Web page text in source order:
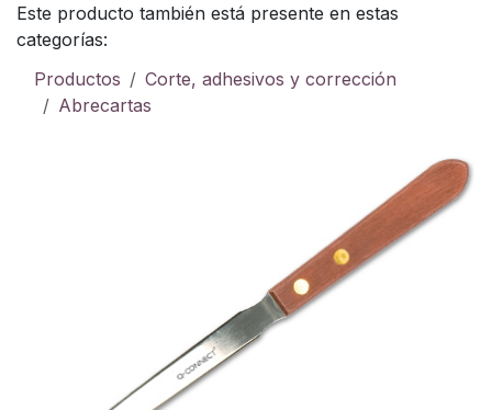
Este producto también está presente en estas
categorías:
Productos
Corte, adhesivos y corrección
Abrecartas